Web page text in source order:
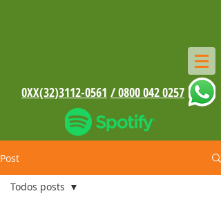
0XX(32)3112-0561 / 0800 042 0257
Post
Todos posts